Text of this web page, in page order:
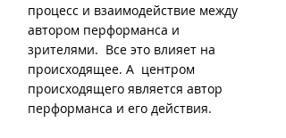
процесс и взаимодействие между
автором перформанса и
зрителями.  Все это влияет на
происходящее. А  центром
происходящего является автор
перформанса и его действия.